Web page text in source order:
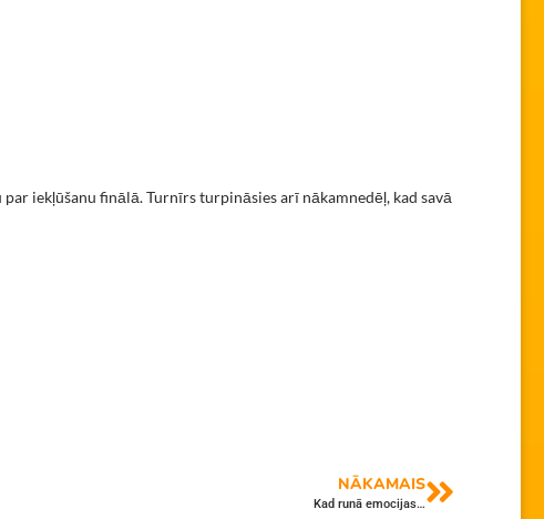
iekļūšanu finālā. Turnīrs turpināsies arī nākamnedēļ, kad savā
NĀKAMAIS
Kad runā emocijas…